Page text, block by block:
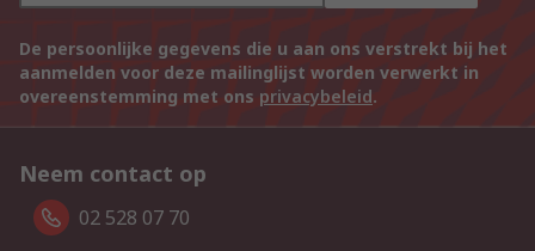
De persoonlijke gegevens die u aan ons verstrekt bij het
aanmelden voor deze mailinglijst worden verwerkt in
overeenstemming met ons privacybeleid.
Neem contact op
02 528 07 70